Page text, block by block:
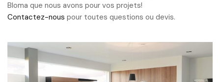
Bloma que nous avons pour vos projets!
Contactez-nous pour toutes questions ou devis.